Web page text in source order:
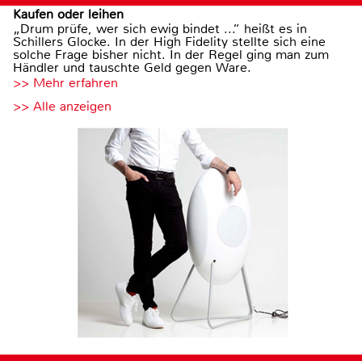
Kaufen oder leihen
„Drum prüfe, wer sich ewig bindet ...“ heißt es in
Schillers Glocke. In der High Fidelity stellte sich eine
solche Frage bisher nicht. In der Regel ging man zum
Händler und tauschte Geld gegen Ware.
>> Mehr erfahren
>> Alle anzeigen